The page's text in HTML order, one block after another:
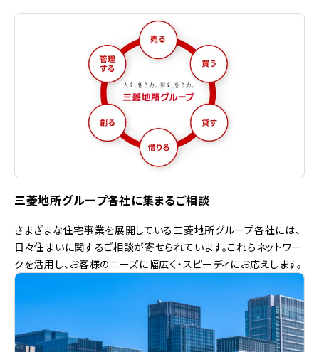
三菱地所グループ各社に集まるご相談
さまざまな住宅事業を展開している三菱地所グループ各社には、
日々住まいに関するご相談が寄せられています。これらネットワー
クを活用し、お客様のニーズに幅広く・スピーディにお応えします。